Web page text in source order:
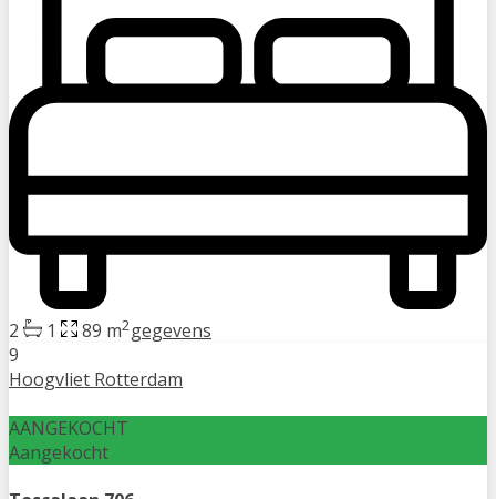
2 1 89 m2gegevens
9
Hoogvliet Rotterdam
AANGEKOCHT
Aangekocht